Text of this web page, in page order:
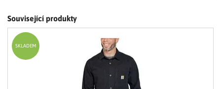
Související produkty
SKLADEM